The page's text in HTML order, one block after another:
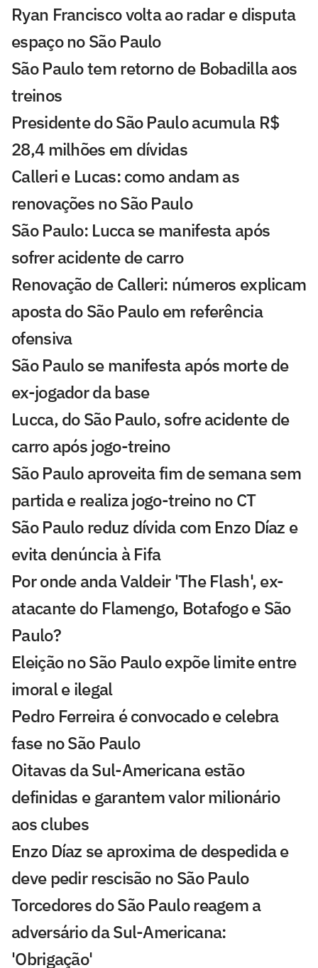
Ryan Francisco volta ao radar e disputa
espaço no São Paulo
São Paulo tem retorno de Bobadilla aos
treinos
Presidente do São Paulo acumula R$
28,4 milhões em dívidas
Calleri e Lucas: como andam as
renovações no São Paulo
São Paulo: Lucca se manifesta após
sofrer acidente de carro
Renovação de Calleri: números explicam
aposta do São Paulo em referência
ofensiva
São Paulo se manifesta após morte de
ex-jogador da base
Lucca, do São Paulo, sofre acidente de
carro após jogo-treino
São Paulo aproveita fim de semana sem
partida e realiza jogo-treino no CT
São Paulo reduz dívida com Enzo Díaz e
evita denúncia à Fifa
Por onde anda Valdeir 'The Flash', ex-
atacante do Flamengo, Botafogo e São
Paulo?
Eleição no São Paulo expõe limite entre
imoral e ilegal
Pedro Ferreira é convocado e celebra
fase no São Paulo
Oitavas da Sul-Americana estão
definidas e garantem valor milionário
aos clubes
Enzo Díaz se aproxima de despedida e
deve pedir rescisão no São Paulo
Torcedores do São Paulo reagem a
adversário da Sul-Americana:
'Obrigação'